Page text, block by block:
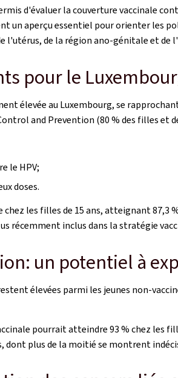
d'évaluer la couverture vaccinale
un aperçu essentiel pour orienter
l'utérus, de la région ano-génitale et de
pour le
élevée au Luxembourg, se
and Prevention (80 % des filles et
le HPV;
doses.
les filles de 15 ans, atteignant 87,3
récemment inclus dans la stratégie
un potentiel à
élevées parmi les jeunes non-
pourrait atteindre 93 % chez les
dont plus de la moitié se montrent